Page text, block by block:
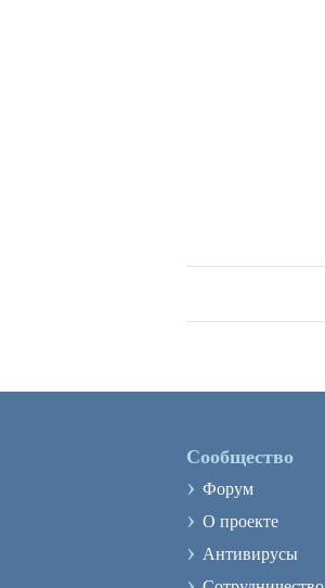
Сообщество
› Форум
› О проекте
› Антивирусы